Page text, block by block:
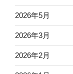
2026年5月
2026年3月
2026年2月